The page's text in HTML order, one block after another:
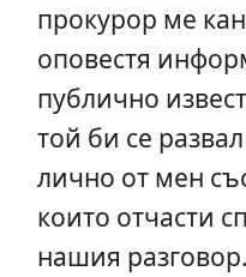
прокурор ме
оповестя
публично
той би се
лично от мен
които отчасти
нашия